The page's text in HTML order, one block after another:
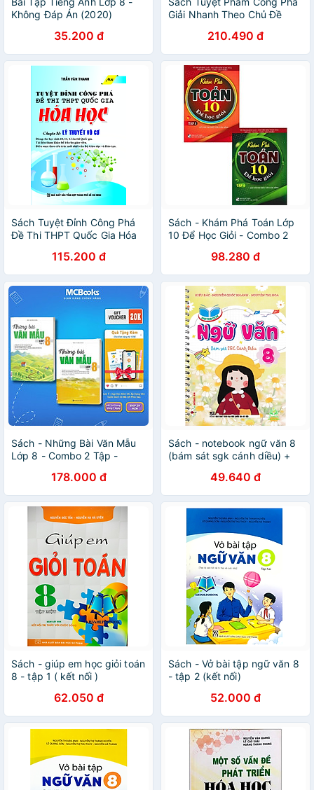
Không Đáp Án (2020)
35.200 đ
Giải Nhanh Theo Chủ Đề
Xoay Chiều210.490 đ
Sách Tuyệt Đỉnh Công Phá
Đề Thi THPT Quốc Gia Hóa
115.200 đ
Sách - Khám Phá Toán Lớp
10 Để Học Giỏi - Combo 2
- Hồng Ân98.280 đ
Sách - Những Bài Văn Mẫu
Lớp 8 - Combo 2 Tập -
178.000 đ
Sách - notebook ngữ văn 8
(bám sát sgk cánh diều) +
49.640 đ
Sách - giúp em học giỏi toán
8 - tập 1 ( kết nối )
62.050 đ
Sách - Vở bài tập ngữ văn 8
- tập 2 (kết nối)
52.000 đ